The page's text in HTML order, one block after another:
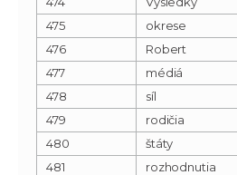
475
okrese
476
Robert
477
médiá
478
síl
479
rodičia
480
štáty
481
rozhodnutia